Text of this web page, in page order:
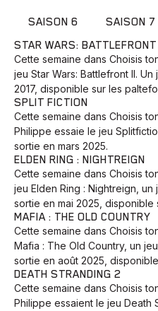
SAISON 6 SAISON 7
STAR WARS:
Cette semaine dans Choisis
jeu Star Wars: Battlefront II.
2017, disponible sur les
SPLIT FICTION
Cette semaine dans Choisis
Philippe essaie le jeu
sortie en mars 2025.
ELDEN RING : NIGHTREIGN
Cette semaine dans Choisis
jeu Elden Ring : Nightreign,
sortie en mai 2025, disponible
MAFIA : THE OLD COUNTRY
Cette semaine dans Choisis
Mafia : The Old Country, un
sortie en août 2025,
DEATH STRANDING 2
Cette semaine dans Choisis
Philippe essaient le jeu Death